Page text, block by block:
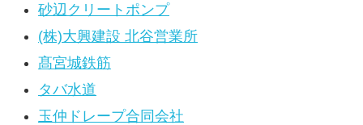
砂辺クリートポンプ
(株)大興建設 北谷営業所
髙宮城鉄筋
タバ水道
玉仲ドレープ合同会社